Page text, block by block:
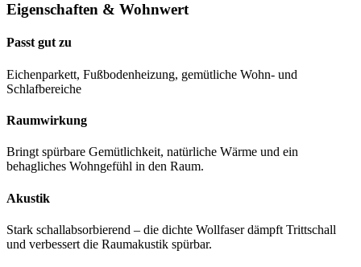
Eigenschaften & Wohnwert
Passt gut zu
Eichenparkett, Fußbodenheizung, gemütliche Wohn- und
Schlafbereiche
Raumwirkung
Bringt spürbare Gemütlichkeit, natürliche Wärme und ein
behagliches Wohngefühl in den Raum.
Akustik
Stark schallabsorbierend – die dichte Wollfaser dämpft Trittschall
und verbessert die Raumakustik spürbar.